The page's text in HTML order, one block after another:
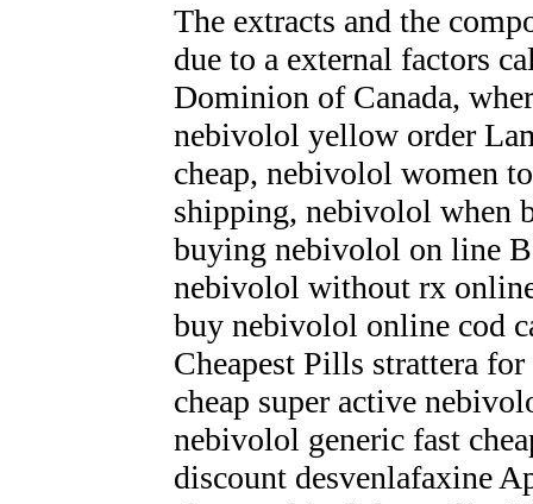
The extracts and the
due to a external factors
Dominion of Canada,
nebivolol yellow order
cheap, nebivolol women
shipping, nebivolol when
buying nebivolol on line
nebivolol without rx
buy nebivolol online cod
Cheapest Pills strattera for
cheap super active
nebivolol generic fast
discount desvenlafaxine